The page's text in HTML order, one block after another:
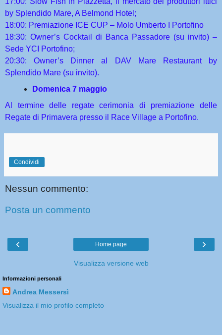
by Splendido Mare, A Belmond Hotel;
18:00: Premiazione ICE CUP – Molo Umberto I Portofino
18:30: Owner’s Cocktail di Banca Passadore (su invito) –
Sede YCI Portofino;
20:30: Owner’s Dinner al DAV Mare Restaurant by
Splendido Mare (su invito).
Domenica 7 maggio
Al termine delle regate cerimonia di premiazione delle
Regate di Primavera presso il Race Village a Portofino.
Condividi
Nessun commento:
Posta un commento
‹ ›
Home page
Visualizza versione web
Informazioni personali
Andrea Messersì
Visualizza il mio profilo completo